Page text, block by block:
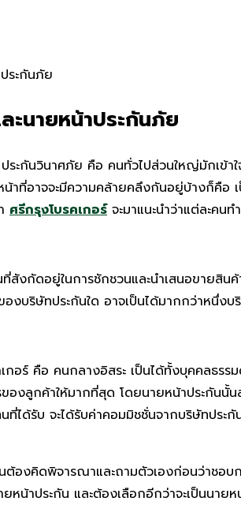
ะนายหน้าประกันภัย
ระกันวินาศภัย คือ คนทั่วไปส่วนใหญ่มักเข้า
าที่อาจจะมีความคล้ายคลึงกันอยู่บ้างก็คือ
ศรีกรุงโบรคเกอร์จะมาแนะนำว่าแต่ละคน
สังกัดอยู่ในการชักชวนและนำเสนอขายสิน
งบริษัทประกันใด อาจเป็นได้มากกว่าหนึ่ง
อร์ คือ คนกลางอิสระ เป็นได้ทั้งบุคคลธร
งลูกค้าให้มากที่สุด โดยนายหน้าประกันนั้น
ด้รับ จะได้รับค่าคอมมิชชั่นจากบริษัทประกั
องคิดพิจารณาและถามตัวเองก่อนว่าชอบ
หน้าประกัน และต้องเลือกอีกว่าจะเป็นนา